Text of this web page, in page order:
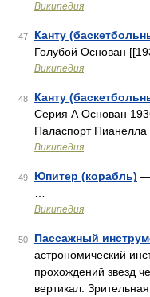
Википедия
47 Канту
Голубой Основан
Википедия
48 Канту
Серия А Основан
Паласпорт Пианелла
Википедия
49 Юпитер (корабль) —
Википедия
50 Пассажный
астрономический
прохождений звезд
вертикал.